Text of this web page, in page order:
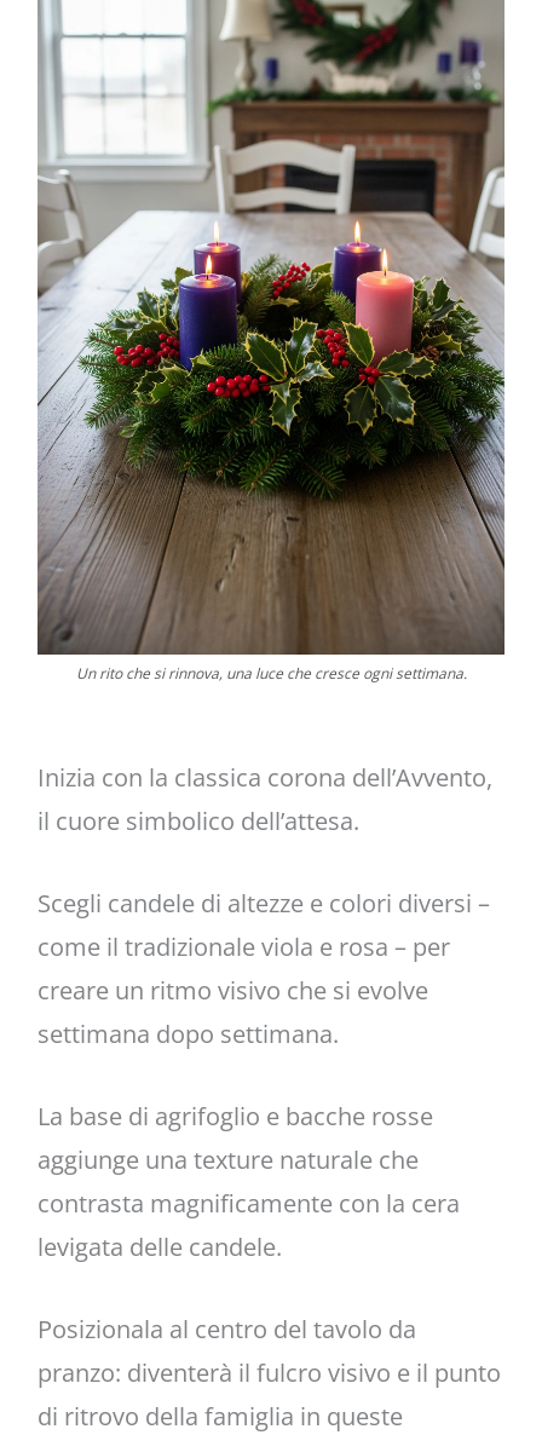
Un rito che si rinnova, una luce che cresce ogni settimana.
Inizia con la classica corona dell’Avvento,
il cuore simbolico dell’attesa.
Scegli candele di altezze e colori diversi –
come il tradizionale viola e rosa – per
creare un ritmo visivo che si evolve
settimana dopo settimana.
La base di agrifoglio e bacche rosse
aggiunge una texture naturale che
contrasta magnificamente con la cera
levigata delle candele.
Posizionala al centro del tavolo da
pranzo: diventerà il fulcro visivo e il punto
di ritrovo della famiglia in queste